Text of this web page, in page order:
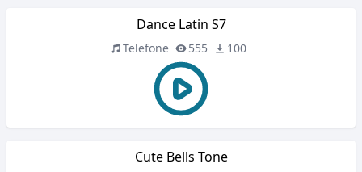
Dance Latin S7
Telefone 555 100
Cute Bells Tone